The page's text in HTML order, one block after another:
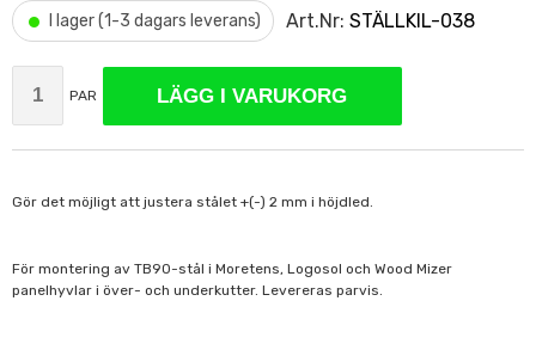
• I lager (1-3 dagars leverans) Art.Nr: STÄLLKIL-038
PAR LÄGG I VARUKORG
Gör det möjligt att justera stålet +(-) 2 mm i höjdled.
För montering av TB90-stål i Moretens, Logosol och Wood Mizer
panelhyvlar i över- och underkutter. Levereras parvis.